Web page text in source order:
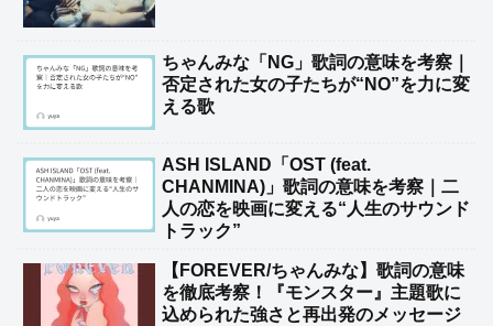
ちゃんみな「NG」歌詞の意味を考察｜
否定された女の子たちが“NO”を力に変
える歌
ASH ISLAND「OST (feat.
CHANMINA)」歌詞の意味を考察｜二
人の恋を映画に変える“人生のサウンド
トラック”
【FOREVER/ちゃんみな】歌詞の意味
を徹底考察！『モンスター』主題歌に
込められた強さと再出発のメッセージ